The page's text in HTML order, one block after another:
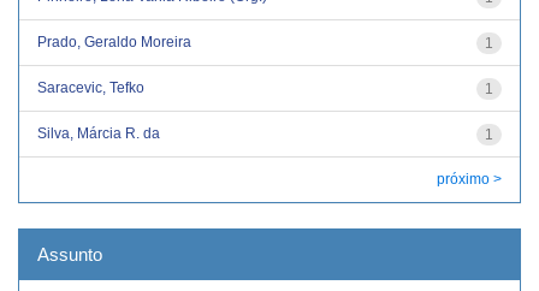
1
Prado, Geraldo Moreira
1
Saracevic, Tefko
1
Silva, Márcia R. da
próximo >
Assunto